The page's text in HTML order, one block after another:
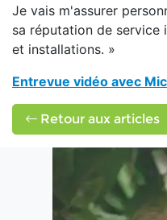
Je vais m'assurer
sa réputation de service
et installations. »
Entrevue vidéo avec
Retour aux articles